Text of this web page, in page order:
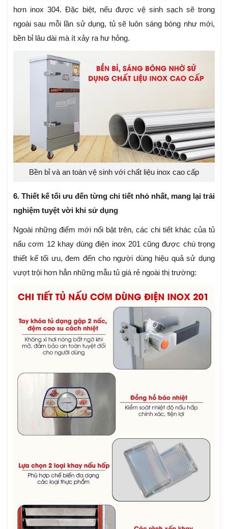
hơn inox 304. Đặc biệt, nếu được vệ sinh sạch sẽ trong
ngoài sau mỗi lần sử dụng, tủ sẽ luôn sáng bóng như mới,
bền bỉ lâu dài mà ít xảy ra hư hỏng.
Bền bỉ và an toàn vệ sinh với chất liệu inox cao cấp
6. Thiết kế tối ưu đến từng chi tiết nhỏ nhất, mang lại trải
nghiệm tuyệt vời khi sử dụng
Ngoài những điểm mới nổi bật trên, các chi tiết khác của tủ
nấu cơm 12 khay dùng điện inox 201 cũng được chú trọng
thiết kế tối ưu, đem đến cho người dùng hiệu quả sử dụng
vượt trội hơn hẳn những mẫu tủ giá rẻ ngoài thị trường: